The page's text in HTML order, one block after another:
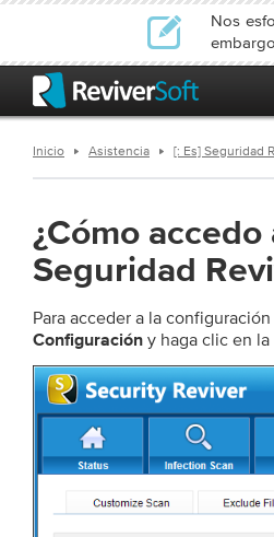
Nos
Inicio Asistencia [: Es] Seguridad
¿Cómo
Seguridad
Para acceder a la
Configuración y haga clic en la